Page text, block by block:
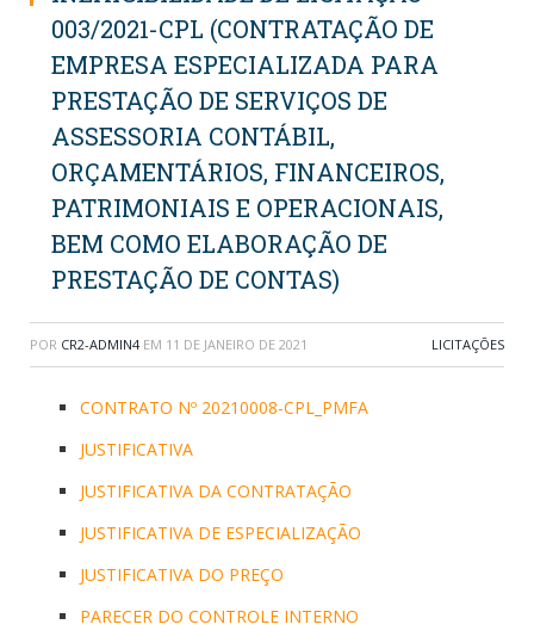
003/2021-CPL (CONTRATAÇÃO DE
EMPRESA ESPECIALIZADA PARA
PRESTAÇÃO DE SERVIÇOS DE
ASSESSORIA CONTÁBIL,
ORÇAMENTÁRIOS, FINANCEIROS,
PATRIMONIAIS E OPERACIONAIS,
BEM COMO ELABORAÇÃO DE
PRESTAÇÃO DE CONTAS)
POR CR2-ADMIN4 EM 11 DE JANEIRO DE 2021 LICITAÇÕES
CONTRATO Nº 20210008-CPL_PMFA
JUSTIFICATIVA
JUSTIFICATIVA DA CONTRATAÇÃO
JUSTIFICATIVA DE ESPECIALIZAÇÃO
JUSTIFICATIVA DO PREÇO
PARECER DO CONTROLE INTERNO